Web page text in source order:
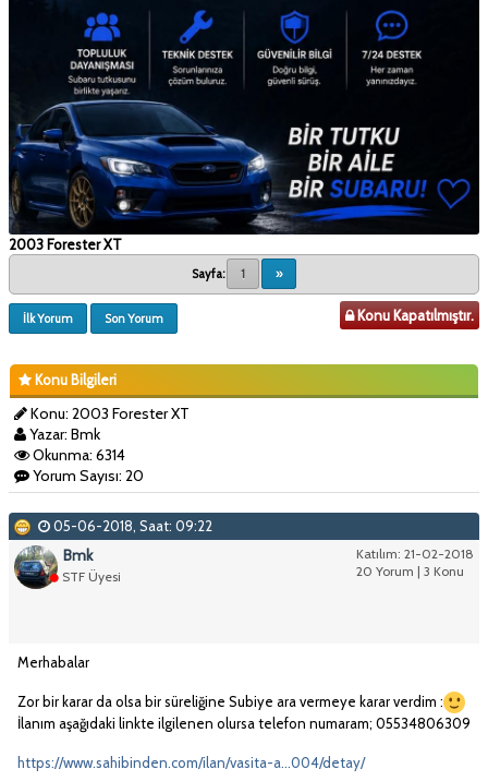
2003 Forester XT
Sayfa: 1 »
İlk Yorum Son Yorum Konu Kapatılmıştır.
Konu Bilgileri
Konu: 2003 Forester XT
Yazar: Bmk
Okunma: 6314
Yorum Sayısı: 20
05-06-2018, Saat: 09:22
Katılım: 21-02-2018
20 Yorum | 3 Konu
Bmk
STF Üyesi
Merhabalar
Zor bir karar da olsa bir süreliğine Subiye ara vermeye karar verdim :
İlanım aşağıdaki linkte ilgilenen olursa telefon numaram; 05534806309
https://www.sahibinden.com/ilan/vasita-a...004/detay/